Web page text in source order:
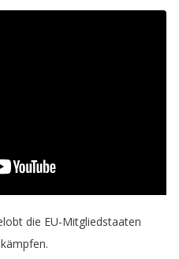
die EU-Mitgliedstaaten
.